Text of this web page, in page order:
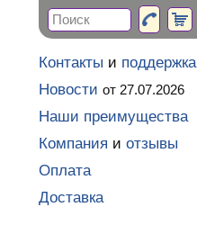
Контакты и поддержка
Новости от 27.07.2026
Наши преимущества
Компания и отзывы
Оплата
Доставка